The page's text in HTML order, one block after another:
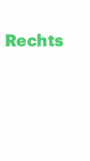
Rechts